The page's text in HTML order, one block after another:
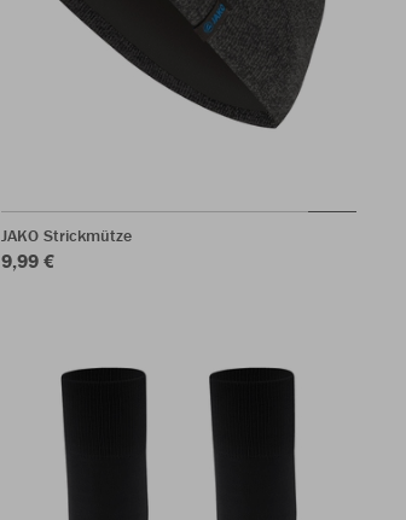
JAKO Strickmütze
9,99 €